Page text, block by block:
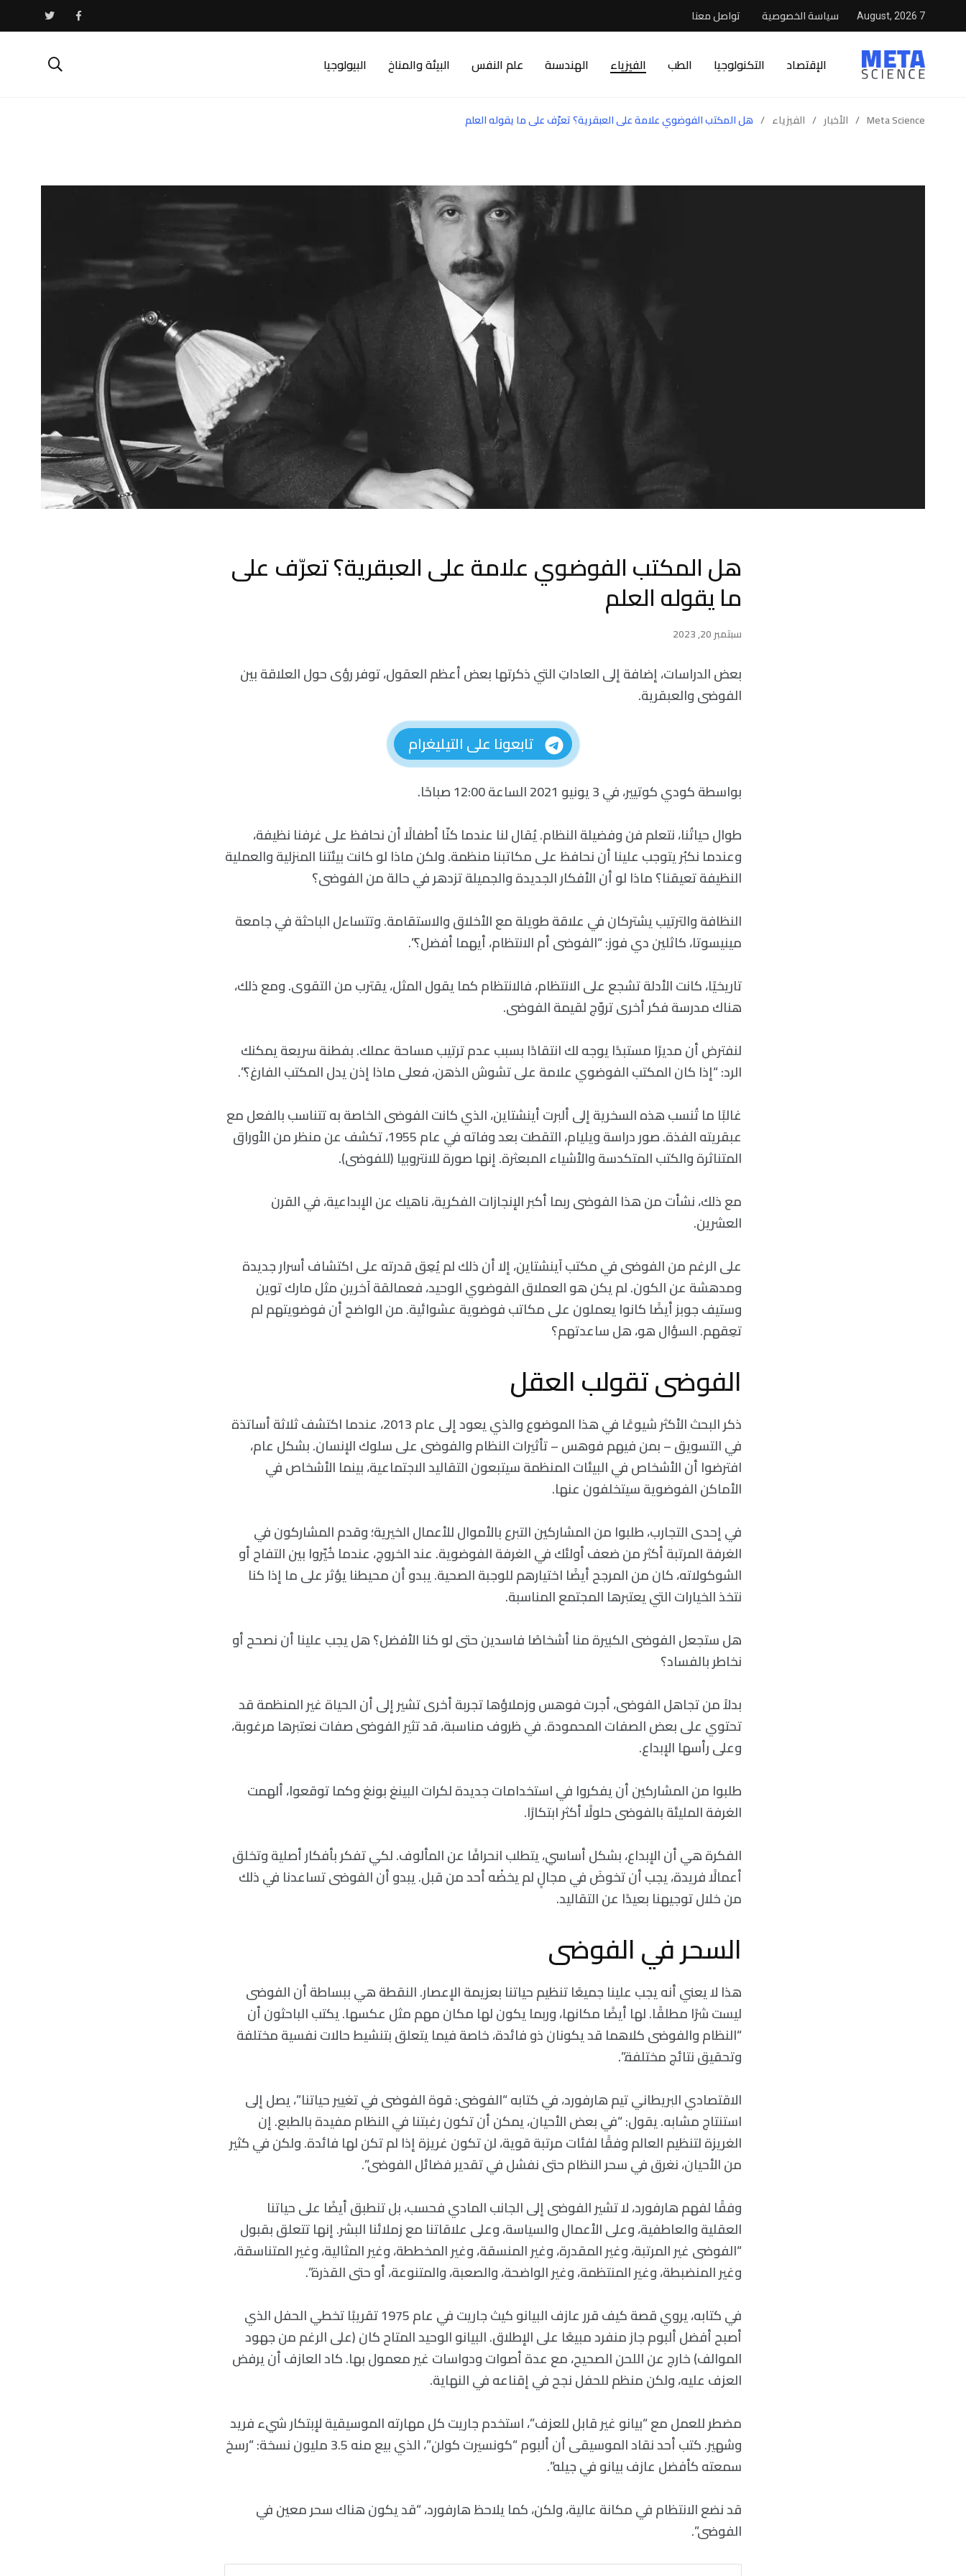
7 August, 2026 سياسة الخصوصية تواصل معنا
الإقتصاد التكنولوجيا الطب الفيزياء الهندسىة علم النفس البيئة والمناخ البيولوجيا
Meta Science
/ الأخبار / الفيزياء / هل المكتب الفوضوي علامة على العبقرية؟ تعرّف على ما يقوله العلم
هل المكتب الفوضوي علامة على العبقرية؟ تعرّف على
ما يقوله العلم
سبتمبر 20, 2023
بعض الدراسات، إضافة إلى العاداتِ التي ذكرتها بعض أعظم العقول، توفر رؤى حول العلاقة بين
الفوضى والعبقرية.
تابعونا على التيليغرام
بواسطة كودي كوتيير، في 3 يونيو 2021 الساعة 12:00 صباحًا.
طوال حياتُنا، نتعلم فن وفضيلة النظام. يُقال لنا عندما كنّا أطفالًا أن نحافظ على غرفنا نظيفة،
وعندما نكبُر يتوجب علينا أن نحافظ على مكاتبنا منظمة. ولكن ماذا لو كانت بيئتنا المنزلية والعملية
النظيفة تعيقنا؟ ماذا لو أن الأفكار الجديدة والجميلة تزدهر في حالة من الفوضى؟
النظافة والترتيب يشتركان في علاقة طويلة مع الأخلاق والاستقامة. وتتساءل الباحثة في جامعة
مينيسوتا، كاثلين دي فوز: “الفوضى أم الانتظام، أيهما أفضل؟”.
تاريخيًا، كانت الأدلة تشجع على الانتظام، فالانتظام كما يقول المثل، يقترب من التقوى. ومع ذلك،
هناك مدرسة فكر أخرى تروّج لقيمة الفوضى.
لنفترض أن مديرًا مستبدًا يوجه لك انتقادًا بسبب عدم ترتيب مساحة عملك. بفطنة سريعة يمكنك
الرد: “إذا كان المكتب الفوضوي علامة على تشوش الذهن، فعلى ماذا إذن يدل المكتب الفارغ؟”.
غالبًا ما تُنسب هذه السخرية إلى ألبرت أينشتاين، الذي كانت الفوضى الخاصة به تتناسب بالفعل مع
عبقريته الفذة. صور دراسة ويليام، التقطت بعد وفاته في عام 1955، تكشف عن منظر من الأوراق
المتناثرة والكتب المتكدسة والأشياء المبعثرة. إنها صورة للانتروبيا (للفوضى).
مع ذلك، نشأت من هذا الفوضى ربما أكبر الإنجازات الفكرية، ناهيك عن الإبداعية، في القرن
العشرين.
على الرغم من الفوضى في مكتب آينشتاين، إلا أن ذلك لم يُعِق قدرته على اكتشاف أسرار جديدة
ومدهشة عن الكون. لم يكن هو العملاق الفوضوي الوحيد، فعمالقة آخرين مثل مارك توين
وستيف جوبز أيضًا كانوا يعملون على مكاتب فوضوية عشوائية. من الواضح أن فوضويتهم لم
تعِقهم. السؤال هو، هل ساعدتهم؟
الفوضى تقولب العقل
ذكر البحث الأكثر شيوعًا في هذا الموضوع والذي يعود إلى عام 2013، عندما اكتشف ثلاثة أساتذة
في التسويق – بمن فيهم فوهس – تأثيرات النظام والفوضى على سلوك الإنسان. بشكل عام،
افترضوا أن الأشخاص في البيئات المنظمة سيتبعون التقاليد الاجتماعية، بينما الأشخاص في
الأماكن الفوضوية سيتخلفون عنها.
في إحدى التجارب، طلبوا من المشاركين التبرع بالأموال للأعمال الخيرية؛ وقدم المشاركون في
الغرفة المرتبة أكثر من ضعف أولئك في الغرفة الفوضوية. عند الخروج، عندما خُيّروا بين التفاح أو
الشوكولاته، كان من المرجح أيضًا اختيارهم للوجبة الصحية. يبدو أن محيطنا يؤثر على ما إذا كنا
نتخذ الخيارات التي يعتبرها المجتمع المناسبة.
هل ستجعل الفوضى الكبيرة منا أشخاصًا فاسدين حتى لو كنا الأفضل؟ هل يجب علينا أن نصحح أو
نخاطر بالفساد؟
بدلاً من تجاهل الفوضى، أجرت فوهس وزملاؤها تجربة أخرى تشير إلى أن الحياة غير المنظمة قد
تحتوي على بعض الصفات المحمودة. في ظروف مناسبة، قد تثير الفوضى صفات نعتبرها مرغوبة،
وعلى رأسها الإبداع.
طلبوا من المشاركين أن يفكروا في استخدامات جديدة لكرات البينغ بونغ وكما توقعوا، ألهمت
الغرفة المليئة بالفوضى حلولًا أكثر ابتكارًا.
الفكرة هي أن الإبداع، بشكل أساسي، يتطلب انحرافًا عن المألوف. لكي تفكر بأفكار أصلية وتخلق
أعمالًا فريدة، يجب أن تخوضَ في مجالٍ لم يخضْه أحد من قبل. يبدو أن الفوضى تساعدنا في ذلك
من خلال توجيهنا بعيدًا عن التقاليد.
السحر في الفوضى
هذا لا يعني أنه يجب علينا جميعًا تنظيم حياتنا بعزيمة الإعصار. النقطة هي ببساطة أن الفوضى
ليست شرًا مطلقًا. لها أيضًا مكانها، وربما يكون لها مكان مهم مثل عكسها. يكتب الباحثون أن
“النظام والفوضى كلاهما قد يكونان ذو فائدة، خاصة فيما يتعلق بتنشيط حالات نفسية مختلفة
وتحقيق نتائج مختلفة.”.
الاقتصادي البريطاني تيم هارفورد، في كتابه “الفوضى: قوة الفوضى في تغيير حياتنا”، يصل إلى
استنتاج مشابه. يقول: “في بعض الأحيان، يمكن أن تكون رغبتنا في النظام مفيدة بالطبع. إن
الغريزة لتنظيم العالم وفقًا لفئات مرتبة قوية، لن تكون غريزة إذا لم تكن لها فائدة. ولكن في كثير
من الأحيان، نغرق في سحر النظام حتى نفشل في تقدير فضائل الفوضى”.
وفقًا لفهم هارفورد، لا تشير الفوضى إلى الجانب المادي فحسب، بل تنطبق أيضًا على حياتنا
العقلية والعاطفية، وعلى الأعمال والسياسة، وعلى علاقاتنا مع زملائنا البشر. إنها تتعلق بقبول
“الفوضى غير المرتبة، وغير المقدرة، وغير المنسقة، وغير المخططة، وغير المثالية، وغير المتناسقة،
وغير المنضبطة، وغير المنتظمة، وغير الواضحة، والصعبة، والمتنوعة، أو حتى القذرة”.
في كتابه، يروي قصة كيف قرر عازف البيانو كيث جاريت في عام 1975 تقريبًا تخطي الحفل الذي
أصبح أفضل ألبوم جاز منفرد مبيعًا على الإطلاق. البيانو الوحيد المتاح كان (على الرغم من جهود
الموالف) خارج عن اللحن الصحيح، مع عدة أصوات ودواسات غير معمول بها. كاد العازف أن يرفض
العزف عليه، ولكن منظم للحفل نجح في إقناعه في النهاية.
مضطر للعمل مع “بيانو غير قابل للعزف”، استخدم جاريت كل مهارته الموسيقية لإبتكار شيء فريد
وشهير. كتب أحد نقاد الموسيقى أن ألبوم “كونسيرت كولن”، الذي بيع منه 3.5 مليون نسخة: “رسخ
سمعته كأفضل عازف بيانو في جيله”.
قد نضع الانتظام في مكانة عالية، ولكن، كما يلاحظ هارفورد، “قد يكون هناك سحر معين في
الفوضى”.